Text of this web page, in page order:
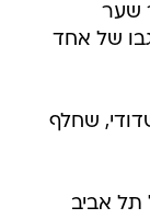
שער
של אחד
שחלף
תל אביב